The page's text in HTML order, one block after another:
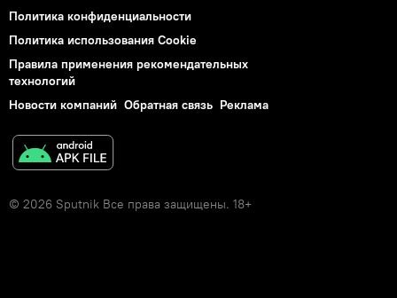
Политика конфиденциальности
Политика использования Cookie
Правила применения рекомендательных
технологий
Новости компаний Обратная связь Реклама
© 2026 Sputnik Все права защищены. 18+